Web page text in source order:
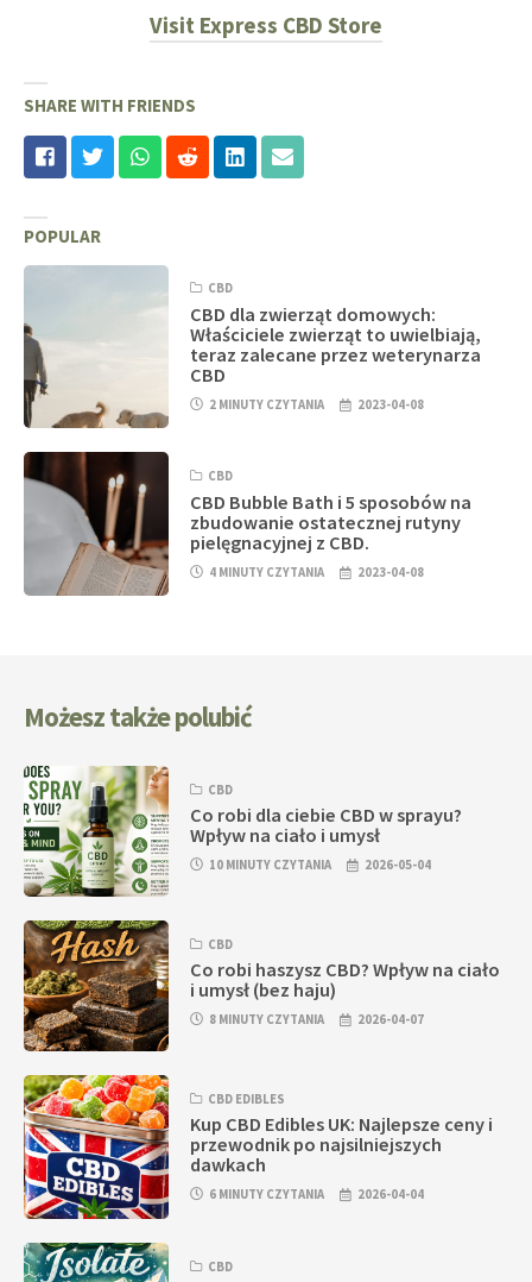
Visit Express CBD Store
SHARE WITH FRIENDS
POPULAR
CBD
CBD dla zwierząt domowych:
Właściciele zwierząt to uwielbiają,
teraz zalecane przez weterynarza
CBD
2 MINUTY CZYTANIA 2023-04-08
CBD
CBD Bubble Bath i 5 sposobów na
zbudowanie ostatecznej rutyny
pielęgnacyjnej z CBD.
4 MINUTY CZYTANIA 2023-04-08
Możesz także polubić
CBD
Co robi dla ciebie CBD w sprayu?
Wpływ na ciało i umysł
10 MINUTY CZYTANIA 2026-05-04
CBD
Co robi haszysz CBD? Wpływ na ciało
i umysł (bez haju)
8 MINUTY CZYTANIA 2026-04-07
CBD EDIBLES
Kup CBD Edibles UK: Najlepsze ceny i
przewodnik po najsilniejszych
dawkach
6 MINUTY CZYTANIA 2026-04-04
CBD